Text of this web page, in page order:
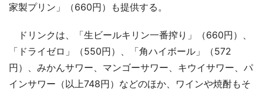
家製プリン」（660円）も提供する。
ドリンクは、「生ビールキリン一番搾り」（660円）、
「ドライゼロ」（550円）、「角ハイボール」（572
円）、みかんサワー、マンゴーサワー、キウイサワー、パ
インサワー（以上748円）などのほか、ワインや焼酎もそ